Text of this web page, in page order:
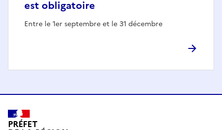
est obligatoire
Entre le 1er septembre et le 31 décembre
PRÉFET